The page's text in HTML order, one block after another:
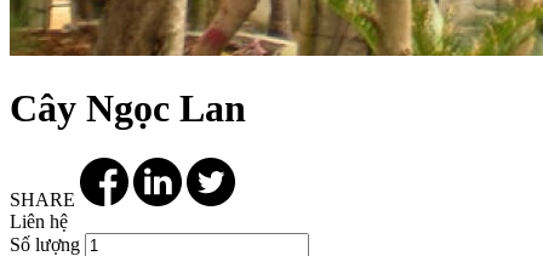
Cây Ngọc Lan
SHARE
Liên hệ
Số lượng